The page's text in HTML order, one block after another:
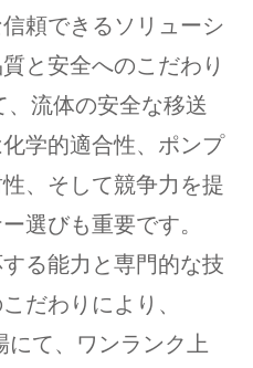
頼できるソリューシ
と安全へのこだわり
流体の安全な移送
学的適合性、ポンプ
、そして競争力を提
選びも重要です。
る能力と専門的な技
だわりにより、
にて、ワンランク上